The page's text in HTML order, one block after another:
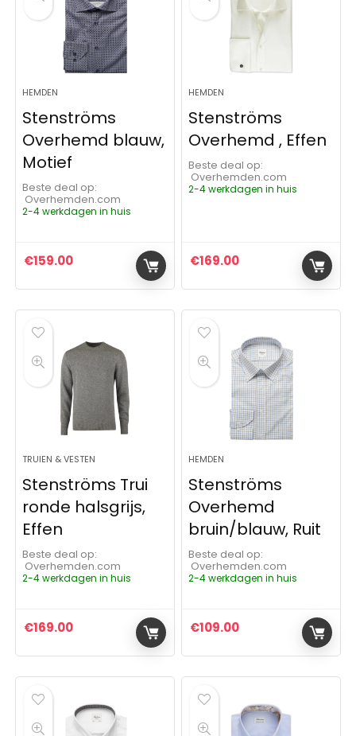
HEMDEN
Stenströms
Overhemd blauw,
Motief
Beste deal op:
Overhemden.com
2-4 werkdagen in huis
€159.00
HEMDEN
Stenströms
Overhemd , Effen
Beste deal op:
Overhemden.com
2-4 werkdagen in huis
€169.00
TRUIEN & VESTEN
Stenströms Trui
ronde halsgrijs,
Effen
Beste deal op:
Overhemden.com
2-4 werkdagen in huis
€169.00
HEMDEN
Stenströms
Overhemd
bruin/blauw, Ruit
Beste deal op:
Overhemden.com
2-4 werkdagen in huis
€109.00